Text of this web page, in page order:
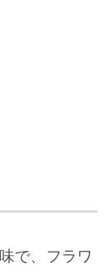
で、フラワ